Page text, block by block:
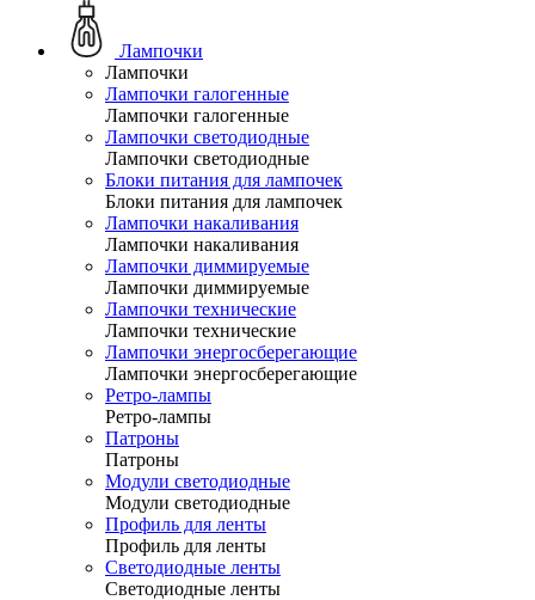
Лампочки
Лампочки
Лампочки галогенные
Лампочки галогенные
Лампочки светодиодные
Лампочки светодиодные
Блоки питания для лампочек
Блоки питания для лампочек
Лампочки накаливания
Лампочки накаливания
Лампочки диммируемые
Лампочки диммируемые
Лампочки технические
Лампочки технические
Лампочки энергосберегающие
Лампочки энергосберегающие
Ретро-лампы
Ретро-лампы
Патроны
Патроны
Модули светодиодные
Модули светодиодные
Профиль для ленты
Профиль для ленты
Светодиодные ленты
Светодиодные ленты